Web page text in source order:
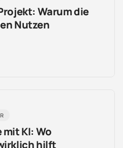
Warum die
Nutzen
KI: Wo
hilft